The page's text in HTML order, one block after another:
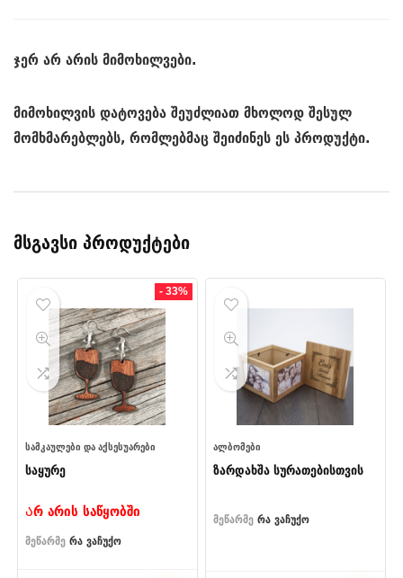
ჯერ არ არის მიმოხილვები.
მიმოხილვის დატოვება შეუძლიათ მხოლოდ შესულ
მომხმარებლებს, რომლებმაც შეიძინეს ეს პროდუქტი.
მსგავსი პროდუქტები
- 33%
ᲡᲐᲛᲙᲐᲣᲚᲔᲑᲘ ᲓᲐ ᲐᲥᲡᲔᲡᲣᲐᲠᲔᲑᲘ
საყურე
Არ არის საწყობში
მეწარმე რა ვაჩუქო
ᲐᲚᲑᲝᲛᲔᲑᲘ
ზარდახშა სურათებისთვის
მეწარმე რა ვაჩუქო